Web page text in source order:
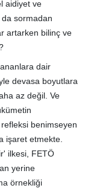
aidiyet ve
sormadan
artarken bilinç ve
dair
devasa boyutlara
az değil. Ve
benimseyen
işaret etmekte.
ilkesi, FETÖ
yerine
örnekliği